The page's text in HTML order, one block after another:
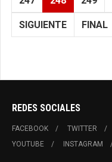
SIGUIENTE FINAL
REDES SOCIALES
FACEBOOK TWITTER
YOUTUBE
INSTAGRAM